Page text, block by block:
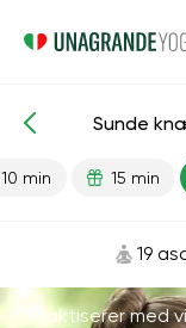
Færdiglavede
Sunde
10 min 15 min
19
Praktiserer med